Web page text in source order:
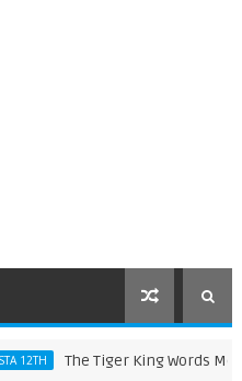
The Tiger King Words Meaning